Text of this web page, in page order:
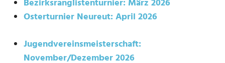
Bezirksranglistenturnier: März 2026
Osterturnier Neureut: April 2026
Jugendvereinsmeisterschaft:
November/Dezember 2026